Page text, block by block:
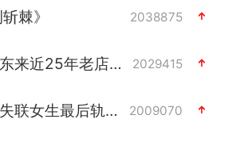
棘》 2038875
于东来回应胖东来近25年老店年底关闭 2029415
独闯南太行的失联女生最后轨迹已确认 2009070